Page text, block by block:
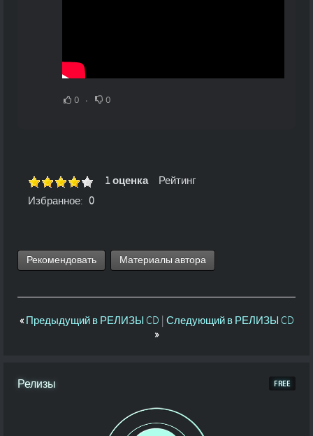
0 0
Рейтинг
1 оценка
Избранное: 0
Рекомендовать Материалы автора
«Предыдущий в РЕЛИЗЫ CD
Следующий в РЕЛИЗЫ CD
»
Релизы